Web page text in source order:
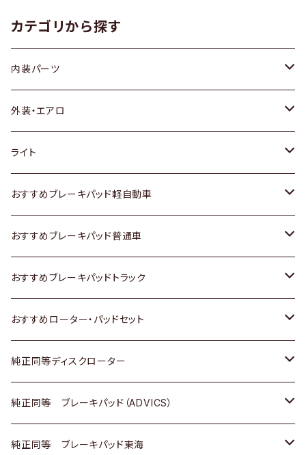
カテゴリから探す
内装パーツ
トヨタ
ホンダ
スズキ
日産
いすゞ
ダイハツ
マツダ
三菱
スバル
外装・エアロ
トヨタ
ホンダ
スズキ
日産
いすゞ
ダイハツ
マツダ
三菱
ライト
トヨタ
スズキ
日産
いすゞ
ダイハツ
三菱
日野
おすすめブレーキパッド軽自動車
トヨタ
ホンダ
スズキ
日産
ダイハツ
マツダ
おすすめブレーキパッド普通車
トヨタ
ホンダ
スズキ
日産
いすゞ
おすすめブレーキパッドトラック
トヨタ
日産
いすゞ
ダイハツ
おすすめローター・パッドセット
トヨタ
ホンダ
スズキ
純正同等ディスクローター
トヨタ
ホンダ
純正同等 ブレーキパッド（ADVICS）
トヨタ
純正同等 ブレーキパッド東海